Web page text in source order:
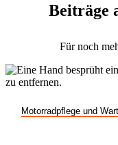
Beiträge
Für noch
Motorradpflege und